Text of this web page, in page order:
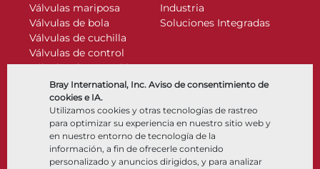
Bray International, Inc. Aviso de consentimiento de
cookies e IA.
Utilizamos cookies y otras tecnologías de rastreo
para optimizar su experiencia en nuestro sitio web y
en nuestro entorno de tecnología de la
información, a fin de ofrecerle contenido
personalizado y anuncios dirigidos, y para analizar
Válvulas mariposa
Válvulas de bola
Válvulas de cuchilla
Válvulas de control
Válvulas de retención
Actuadores
Accesorios de control
Criogénico
Industria
Soluciones Integradas
Compañía Recursos